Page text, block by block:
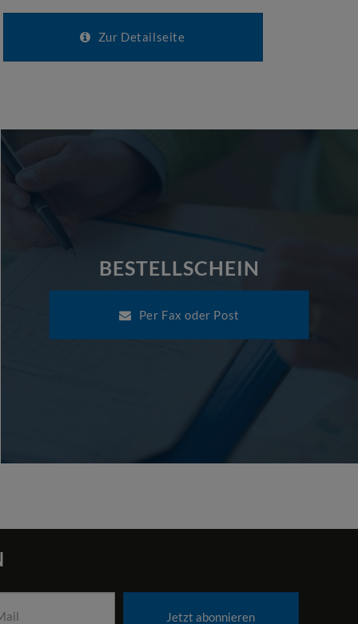
Zur Detailseite
BESTELLSCHEIN
Per Fax oder Post
Jetzt abonnieren